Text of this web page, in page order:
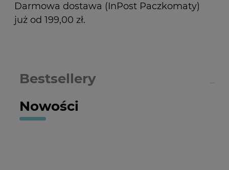
Darmowa dostawa (InPost Paczkomaty)
już od 199,00 zł.
Nowości
Bestsellery